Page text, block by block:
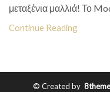
μεταξένια μαλλιά! Το
Continue Reading
© Created by 8theme